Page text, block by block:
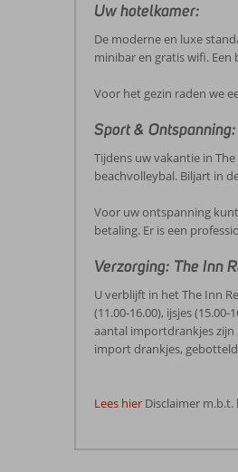
Uw hotelkamer:
De moderne en luxe
minibar en gratis wifi.
Voor het gezin raden we
Sport & Ontspanning:
Tijdens uw vakantie in
beachvolleybal. Biljart in
Voor uw ontspanning
betaling. Er is een
Verzorging: The Inn
U verblijft in het The Inn
(11.00-16.00), ijsjes
aantal importdrankjes zijn
import drankjes,
Lees hier Disclaimer